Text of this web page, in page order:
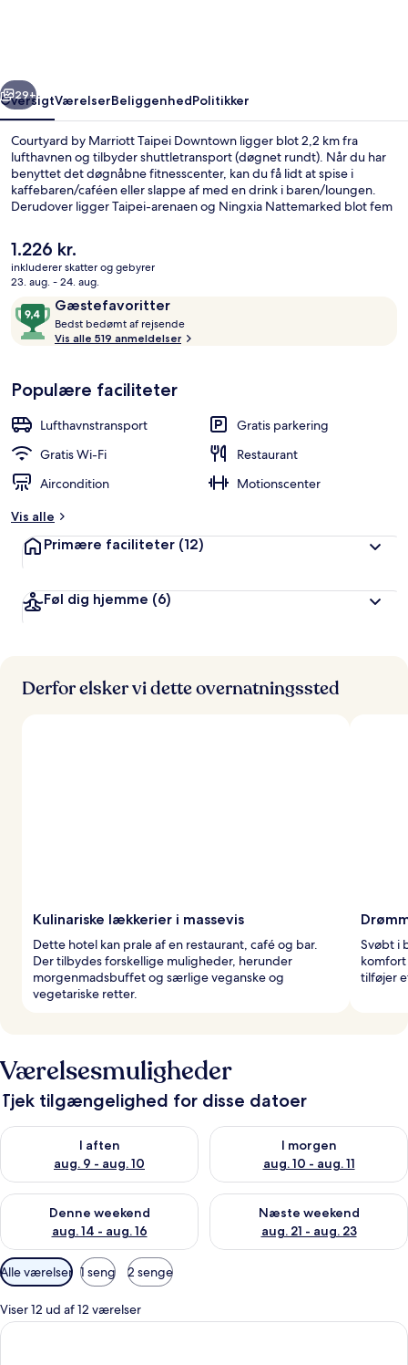
Næste
29+
OversigtVærelserBeliggenhedPolitikker
Courtyard by Marriott Taipei Downtown ligger blot 2,2 km fra
lufthavnen og tilbyder shuttletransport (døgnet rundt). Når du har
benyttet det døgnåbne fitnesscenter, kan du få lidt at spise i
kaffebaren/caféen eller slappe af med en drink i baren/loungen.
Derudover ligger Taipei-arenaen og Ningxia Nattemarked blot fem
personale og generelle forhold. Offentlig transport ligger kun en
kort gåtur væk: Xingtian Tempel Metrostation ligger 8 minutter væk
og Zhongshan Junior High School Metrostation ligger 11 minutter
derfra.
Den
nuværende
pris
1.226 kr.
1.226 kr.
inkluderer skatter og gebyrer
23. aug. - 24. aug.
AnmeldelserGæstefavoritter
9,4
ud
af
Gæstefavoritter
Bedst bedømt af rejsende
e
a
f
d
e
Vis alle 519 anmeldelser
Populære faciliteter
Lufthavnstransport
Gratis parkering
Gratis Wi-Fi
Restaurant
Aircondition
Motionscenter
Vis alle
Primære faciliteter (12)
Føl dig hjemme (6)
Derfor elsker vi dette overnatningssted
Kulinariske lækkerier i massevis
Dette hotel kan prale af en restaurant, café og bar.
Der tilbydes forskellige muligheder, herunder
morgenmadsbuffet og særlige veganske og
vegetariske retter.
Svøbt i
tilføjer
Værelsesmuligheder
Tjek tilgængelighed for disse datoer
I aften
aug. 9 - aug. 10
Tjek tilgængelighed for i aften aug. 9 - aug. 10
I morgen
aug. 10 - aug. 11
Tjek tilgængelighed for i
Denne weekend
aug. 14 - aug. 16
Tjek tilgængelighed for denne weekend aug. 14 - aug. 16
Næste weekend
aug. 21 - aug. 23
Tjek tilgængelighed for næste
Tilgængelige
filtre
for
værelser
Alle værelser 1 seng 2 senge
Viser 12 ud af 12 værelser